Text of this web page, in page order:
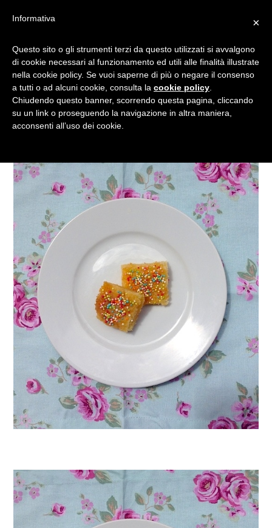
DOLCE COME LA MAMMA:
BROWNIES AL LIMONE CON
SCIROPPO DI ZUCCHERO
×
Informativa
Questo sito o gli strumenti terzi da questo utilizzati si avvalgono
di cookie necessari al funzionamento ed utili alle finalità illustrate
nella cookie policy. Se vuoi saperne di più o negare il consenso
a tutti o ad alcuni cookie, consulta la cookie policy
Chiudendo questo banner, scorrendo questa pagina, cliccando
su un link o proseguendo la navigazione in altra maniera,
acconsenti all’uso dei cookie.